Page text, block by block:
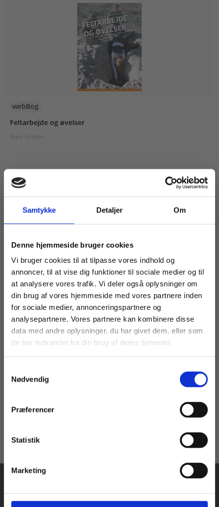
Samtykke Detaljer Om
Denne hjemmeside bruger cookies
Vi bruger cookies til at tilpasse vores indhold og
annoncer, til at vise dig funktioner til sociale medier og til
at analysere vores trafik. Vi deler også oplysninger om
din brug af vores hjemmeside med vores partnere inden
for sociale medier, annonceringspartnere og
analysepartnere. Vores partnere kan kombinere disse
data med andre oplysninger, du har givet dem, eller som
de har indsamlet fra din brug af deres tjenester.
Nødvendig
Præferencer
Statistik
Marketing
webBog
Feltarbejde og øvelser
Niels Vinther
29,00 KR.
2 formater
GEOdetektiven
Køb læremidler og find masterclasses mm.
Fortsæt som:
For privatkunder og
studerende. Du får
vist priser inkl.
For institutioner og
virksomheder. Du
får vist priser ekskl.